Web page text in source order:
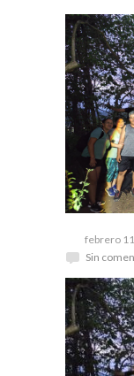
febrero
Sin